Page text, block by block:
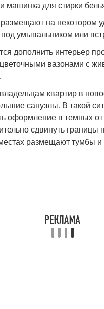
машинка для стирки
на некотором
умывальником или
дополнить интерьер
вазонами с
квартир в
санузлы. В такой
оформление в темных
сдвинуть
размещают тумбы